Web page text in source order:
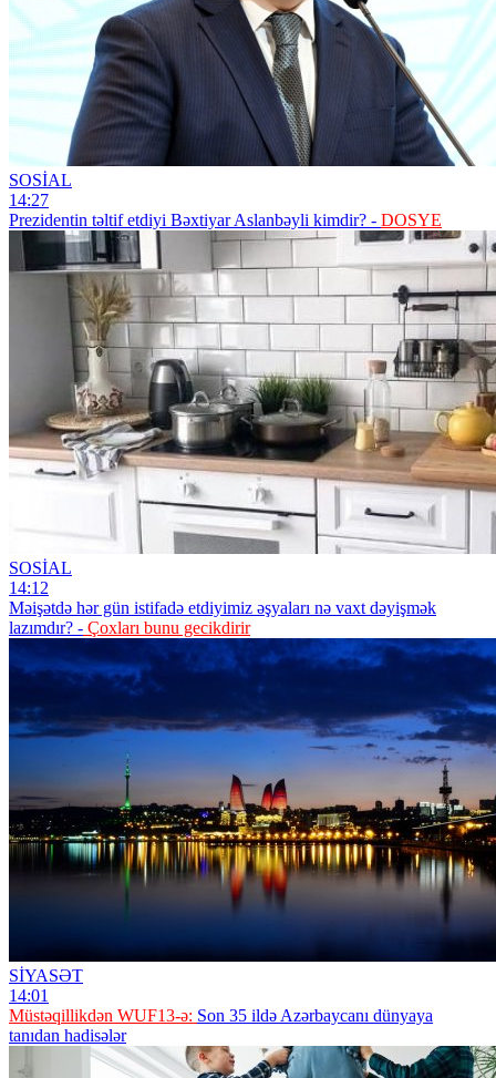
SOSİAL
14:27
Prezidentin təltif etdiyi Bəxtiyar Aslanbəyli kimdir? - DOSYE
SOSİAL
14:12
Məişətdə hər gün istifadə etdiyimiz əşyaları nə vaxt dəyişmək
lazımdır? - Çoxları bunu gecikdirir
SİYASƏT
14:01
Müstəqillikdən WUF13-ə: Son 35 ildə Azərbaycanı dünyaya
tanıdan hadisələr